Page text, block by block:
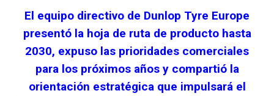
El equipo directivo de Dunlop Tyre Europe
presentó la hoja de ruta de producto hasta
2030, expuso las prioridades comerciales
para los próximos años y compartió la
orientación estratégica que impulsará el